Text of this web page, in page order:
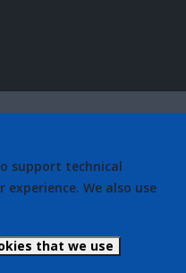
support technical
We also use
Access full information on cookies that we use